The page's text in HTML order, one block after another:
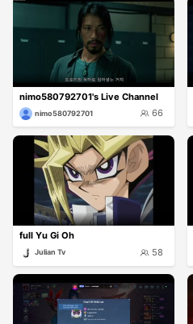
nimo580792701's Live Channel
nimo580792701 66
full Yu Gi Oh
Julian Tv 58